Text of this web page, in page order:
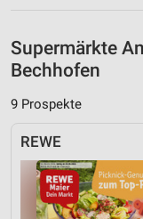
Supermärkte
Bechhofen
9 Prospekte
REWE
Erstellung von
von Inhalten
Verwendung von
Messung der
Messung der